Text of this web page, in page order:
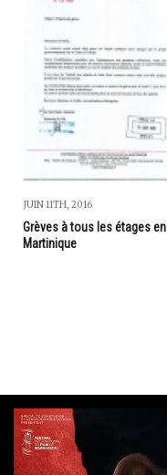
JUIN 11TH, 2016
Grèves à tous les étages en
Martinique